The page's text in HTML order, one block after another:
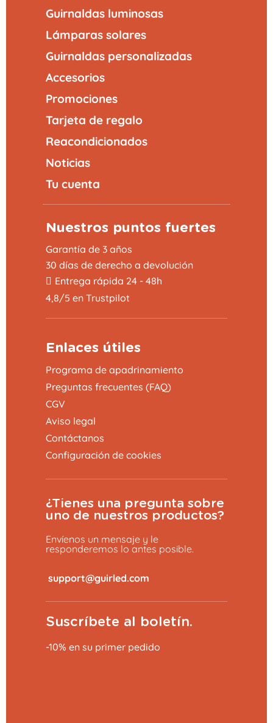
Guirnaldas luminosas
Lámparas solares
Guirnaldas personalizadas
Accesorios
Promociones
Tarjeta de regalo
Reacondicionados
Noticias
Tu cuenta
Nuestros puntos fuertes
Garantía de 3 años
30 días de derecho a devolución
Entrega rápida 24 - 48h
4,8/5 en Trustpilot
Enlaces útiles
Programa de apadrinamiento
Preguntas frecuentes (FAQ)
CGV
Aviso legal
Contáctanos
Configuración de cookies
¿Tienes una pregunta sobre
uno de nuestros productos?
Envíenos un mensaje y le
responderemos lo antes posible.
Suscríbete al boletín.
-10% en su primer pedido